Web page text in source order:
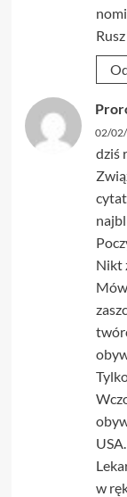
02/
dziś
Nikt
USA.
w